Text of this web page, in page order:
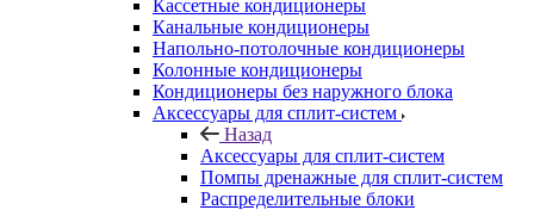
Кассетные кондиционеры
Канальные кондиционеры
Напольно-потолочные кондиционеры
Колонные кондиционеры
Кондиционеры без наружного блока
Аксессуары для сплит-систем
Назад
Аксессуары для сплит-систем
Помпы дренажные для сплит-систем
Распределительные блоки